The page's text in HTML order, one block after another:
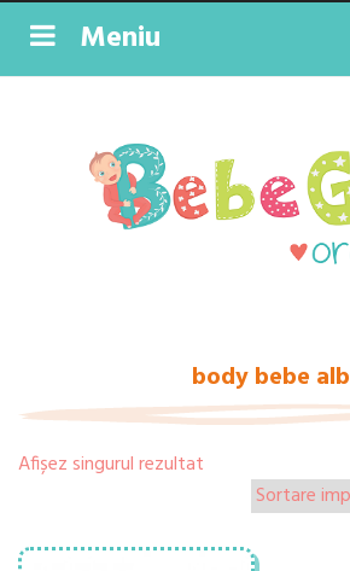
Meniu
body bebe alb
Afișez singurul rezultat